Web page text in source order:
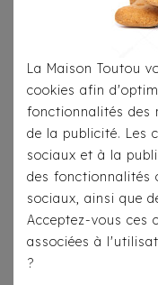
La Maison Toutou
cookies afin
fonctionnalités des
de la publicité. Les
sociaux et à la
des fonctionnalités
sociaux, ainsi que
Acceptez-vous ces
associées à
?